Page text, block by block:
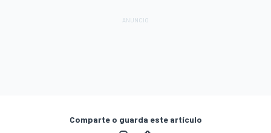
Comparte o guarda este artículo